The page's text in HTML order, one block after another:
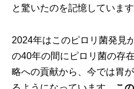
と驚いたのを記憶しています
2024年はこのピロリ菌発見
の40年の間にピロリ菌の存
略への貢献から、今では胃